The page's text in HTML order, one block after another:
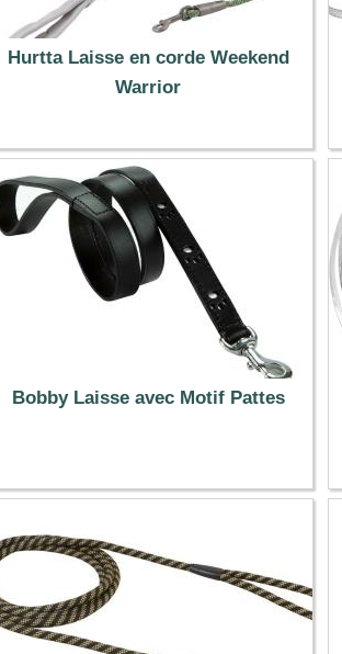
Hurtta Laisse en corde Weekend
Warrior
32.99 €
Bobby Laisse avec Motif Pattes
19.99 €